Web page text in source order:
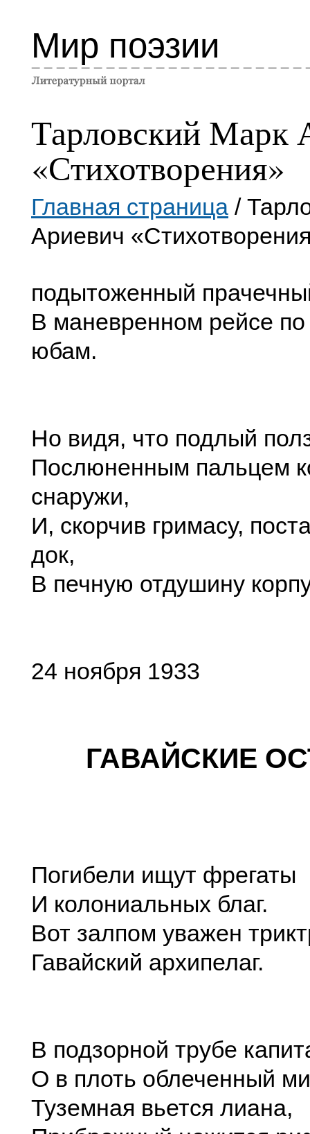
Мир поэзии
Тарловский Марк
«Стихотворения»
Главная страница /
Ариевич
подытоженный
В маневренном рейсе
юбам.
Но видя, что подлый
Послюненным пальцем
снаружи,
И, скорчив гримасу,
док,
В печную отдушину
24 ноября 1933
ГАВАЙСКИЕ
Погибели ищут фрегаты
И колониальных благ.
Вот залпом уважен
Гавайский архипелаг.
В подзорной трубе
О в плоть облеченный
Туземная вьется лиана,